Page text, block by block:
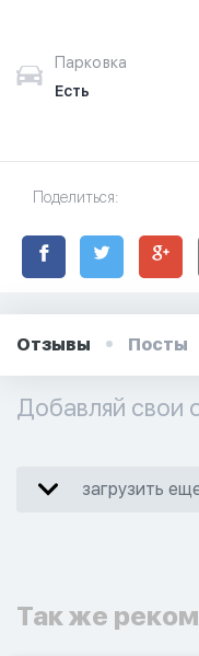
Парковка
Есть
Поделиться:
Отзывы Посты
Добавляй свои
загрузить
Так же